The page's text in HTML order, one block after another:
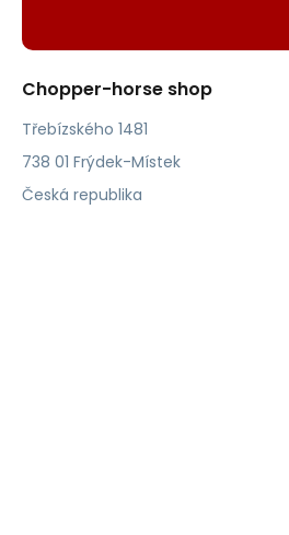
Chopper-horse shop
Třebízského 1481
738 01 Frýdek-Místek
Česká republika